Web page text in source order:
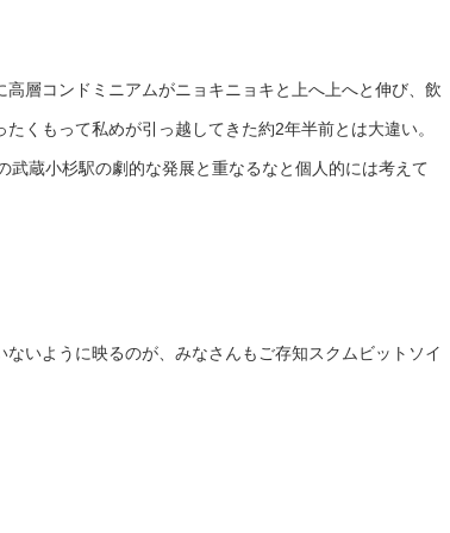
層コンドミニアムがニョキニョキと上へ上へと伸び、飲
くもって私めが引っ越してきた約2年半前とは大違い。
武蔵小杉駅の劇的な発展と重なるなと個人的には考えて
いように映るのが、みなさんもご存知スクムビットソイ